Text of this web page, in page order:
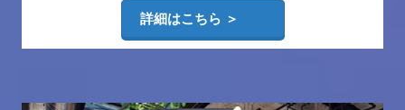
詳細はこちら ＞